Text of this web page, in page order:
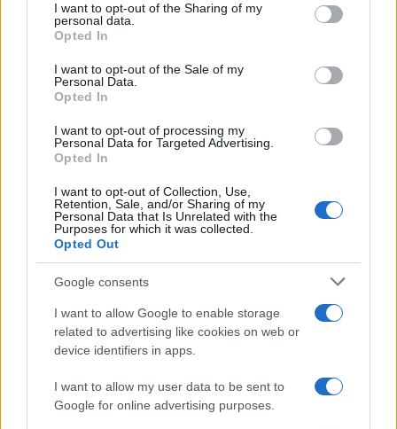
not limited to your visit or usage behaviour. You may click to
grant or deny consent to Google and its third-party tags to
use your data for below specified purposes in below Google
consent section.
I want to opt-out of the Sharing of my
personal data.
Opted In
I want to opt-out of the Sale of my
Personal Data.
Opted In
I want to opt-out of processing my
Personal Data for Targeted Advertising.
Opted In
I want to opt-out of Collection, Use,
Retention, Sale, and/or Sharing of my
Personal Data that Is Unrelated with the
Purposes for which it was collected.
Opted Out
Google consents
I want to allow Google to enable storage
related to advertising like cookies on web or
device identifiers in apps.
I want to allow my user data to be sent to
Google for online advertising purposes.
Πυροβολισμοί στην Ταϊλάνδη: Σκότωσε τον
παππού και τη γιαγιά του πριν ανοίξει πυρ στο
σχολείο του ο 14χρονος
ΚΟΣΜΟΣ